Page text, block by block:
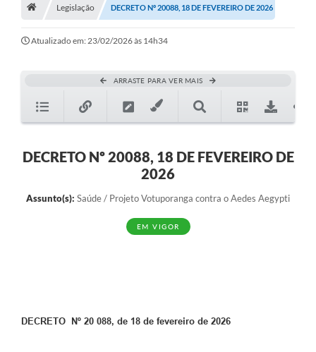
A História
Galeria de Fotos
Concursos
Legislação DECRETO Nº 20088, 18 DE FEVEREIRO DE 2026
Atualizado em: 23/02/2026 às 14h34
ARRASTE PARA VER MAIS
DECRETO Nº 20088, 18 DE FEVEREIRO DE
2026
Assunto(s): Saúde / Projeto Votuporanga contra o Aedes Aegypti
EM VIGOR
DECRETO Nº 20 088, de 18 de fevereiro de 2026